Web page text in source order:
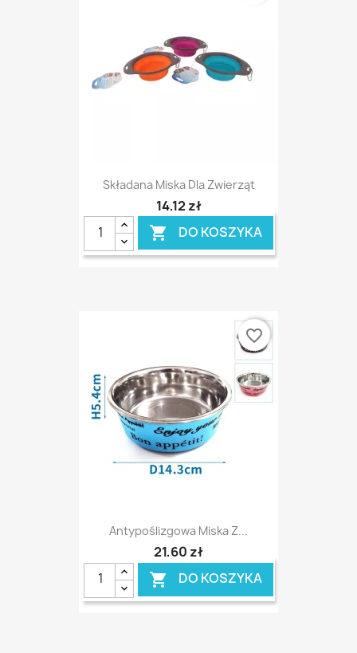
Składana Miska Dla Zwierząt
14,12 zł
 DO KOSZYKA
Antypoślizgowa Miska Z...
21,60 zł
 DO KOSZYKA
favorite_border